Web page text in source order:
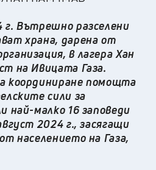
Вътрешно разселени
храна, дарена от
в лагера Хан
на Ивицата Газа.
координиране помощтa
сили за
най-малко 16 заповеди
2024 г., засягащи
населението на Газа,